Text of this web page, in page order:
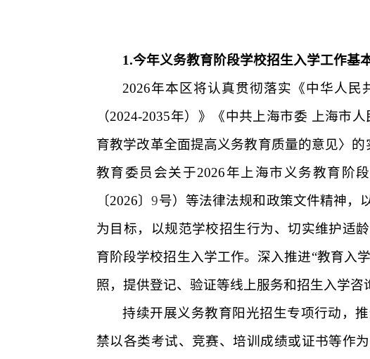
1.今年义务教育阶段学校招生入学工作基
2026年本区将认真贯彻落实《中华人民
（2024-2035年）》《中共上海市委 上海市
育教学改革全面提高义务教育质量的意见〉
教育委员会关于2026年上海市义务教育阶
〔2026〕9号）等法律法规和政策文件精神，
为目标，以规范学校招生行为、切实维护适
育阶段学校招生入学工作。深入推进“教育入
照，提供登记、验证等线上服务和招生入学咨
持续开展义务教育阳光招生专项行动，
禁以各类考试、竞赛、培训成绩或证书等作